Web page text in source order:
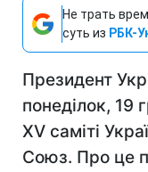
Не трать
суть из РБК-
Президент
понеділок, 19
XV саміті
Союз. Про це